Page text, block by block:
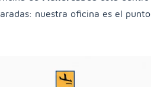
nuestra oficina es el punto